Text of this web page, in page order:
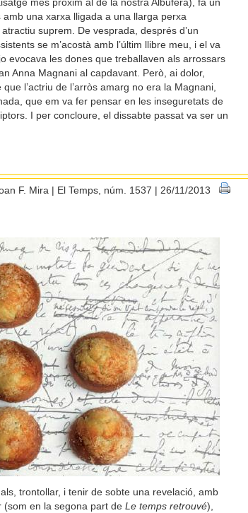
més pròxim al de la nostra Albufera), fa un
una xarxa lligada a una llarga perxa
suprem. De vesprada, després d’un
se m’acostà amb l’últim llibre meu, i el va
evocava les dones que treballaven als arrossars
Anna Magnani al capdavant. Però, ai dolor,
l’actriu de l’arròs amarg no era la Magnani,
que em va fer pensar en les inseguretats de
I per concloure, el dissabte passat va ser un
F. Mira | El Temps, núm. 1537 | 26/11/2013
trontollar, i tenir de sobte una revelació, amb
(som en la segona part deLe temps retrouvé),